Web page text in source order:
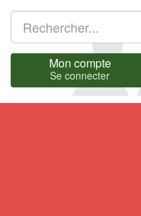
Mon compte
Se connecter